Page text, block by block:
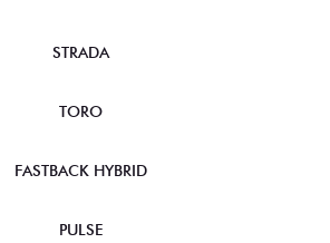
STRADA
TORO
FASTBACK HYBRID
PULSE